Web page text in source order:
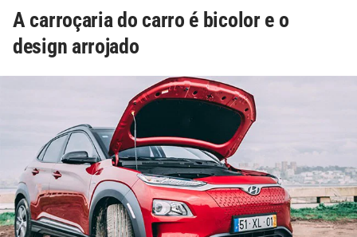
A carroçaria do carro é bicolor e o
design arrojado